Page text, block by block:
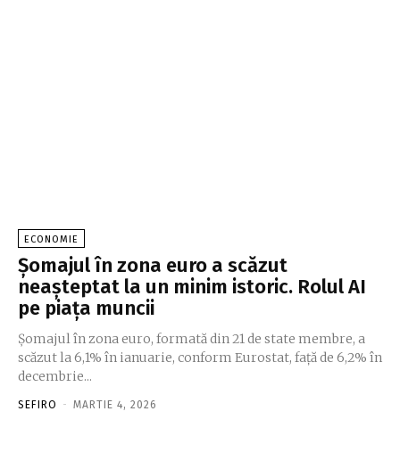
ECONOMIE
Șomajul în zona euro a scăzut
neașteptat la un minim istoric. Rolul AI
pe piața muncii
Șomajul în zona euro, formată din 21 de state membre, a
scăzut la 6,1% în ianuarie, conform Eurostat, față de 6,2% în
decembrie...
SEFIRO - MARTIE 4, 2026